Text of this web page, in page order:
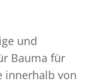
und
Bauma für
innerhalb von